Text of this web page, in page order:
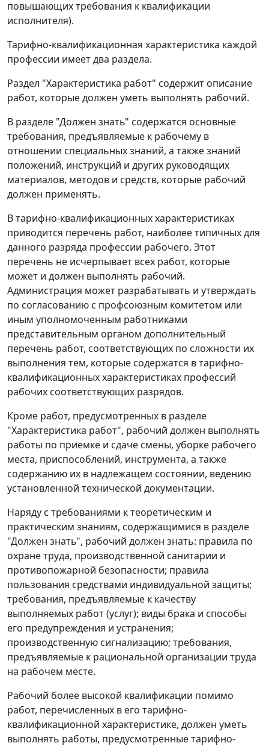
повышающих требования к квалификации
исполнителя).
Тарифно-квалификационная характеристика каждой
профессии имеет два раздела.
Раздел "Характеристика работ" содержит описание
работ, которые должен уметь выполнять рабочий.
В разделе "Должен знать" содержатся основные
требования, предъявляемые к рабочему в
отношении специальных знаний, а также знаний
положений, инструкций и других руководящих
материалов, методов и средств, которые рабочий
должен применять.
В тарифно-квалификационных характеристиках
приводится перечень работ, наиболее типичных для
данного разряда профессии рабочего. Этот
перечень не исчерпывает всех работ, которые
может и должен выполнять рабочий.
Администрация может разрабатывать и утверждать
по согласованию с профсоюзным комитетом или
иным уполномоченным работниками
представительным органом дополнительный
перечень работ, соответствующих по сложности их
выполнения тем, которые содержатся в тарифно-
квалификационных характеристиках профессий
рабочих соответствующих разрядов.
Кроме работ, предусмотренных в разделе
"Характеристика работ", рабочий должен выполнять
работы по приемке и сдаче смены, уборке рабочего
места, приспособлений, инструмента, а также
содержанию их в надлежащем состоянии, ведению
установленной технической документации.
Наряду с требованиями к теоретическим и
практическим знаниям, содержащимися в разделе
"Должен знать", рабочий должен знать: правила по
охране труда, производственной санитарии и
противопожарной безопасности; правила
пользования средствами индивидуальной защиты;
требования, предъявляемые к качеству
выполняемых работ (услуг); виды брака и способы
его предупреждения и устранения;
производственную сигнализацию; требования,
предъявляемые к рациональной организации труда
на рабочем месте.
Рабочий более высокой квалификации помимо
работ, перечисленных в его тарифно-
квалификационной характеристике, должен уметь
выполнять работы, предусмотренные тарифно-